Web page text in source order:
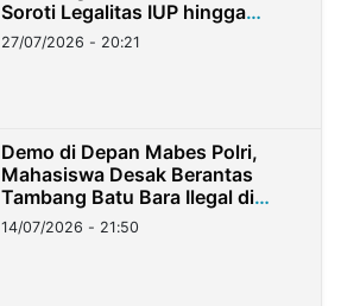
Soroti Legalitas IUP hingga
Stockpile
27/07/2026 - 20:21
Demo di Depan Mabes Polri,
Mahasiswa Desak Berantas
Tambang Batu Bara Ilegal di
Lampung
14/07/2026 - 21:50